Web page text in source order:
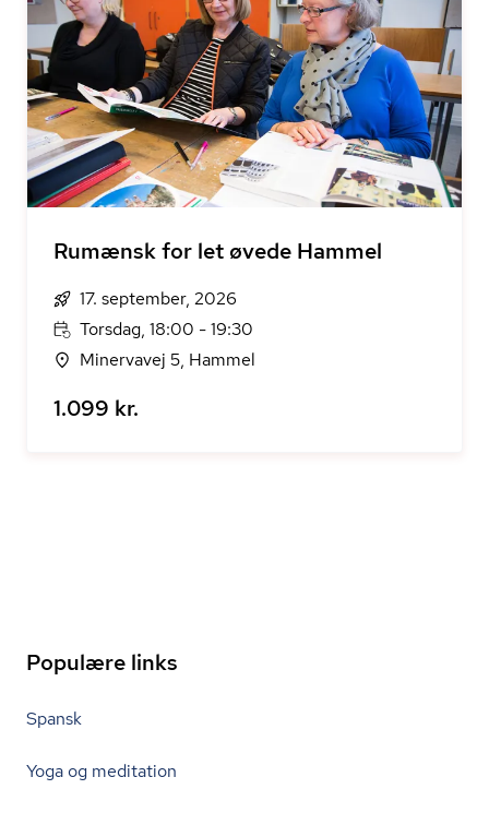
Rumænsk for let øvede Hammel
17. september, 2026
Torsdag, 18:00 - 19:30
Minervavej 5, Hammel
1.099 kr.
Populære links
Spansk
Yoga og meditation